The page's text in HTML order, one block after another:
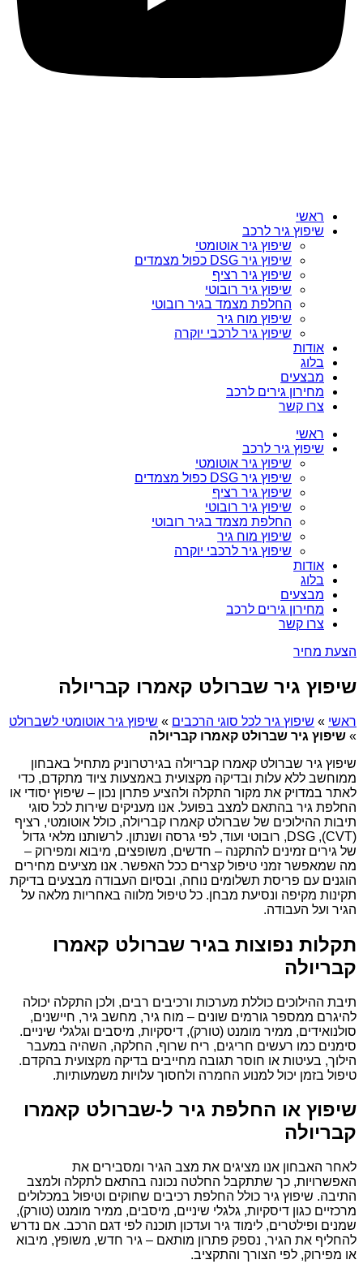
ראשי
שיפוץ גיר לרכב
שיפוץ גיר אוטומטי
שיפוץ גיר DSG כפול מצמדים
שיפוץ גיר רציף
שיפוץ גיר רובוטי
החלפת מצמד בגיר רובוטי
שיפוץ מוח גיר
שיפוץ גיר לרכבי יוקרה
אודות
בלוג
מבצעים
מחירון גירים לרכב
צרו קשר
ראשי
שיפוץ גיר לרכב
שיפוץ גיר אוטומטי
שיפוץ גיר DSG כפול מצמדים
שיפוץ גיר רציף
שיפוץ גיר רובוטי
החלפת מצמד בגיר רובוטי
שיפוץ מוח גיר
שיפוץ גיר לרכבי יוקרה
אודות
בלוג
מבצעים
מחירון גירים לרכב
צרו קשר
הצעת מחיר
שיפוץ גיר שברולט קאמרו קבריולה
ראשי » שיפוץ גיר לכל סוגי הרכבים » שיפוץ גיר אוטומטי לשברולט
» שיפוץ גיר שברולט קאמרו קבריולה
שיפוץ גיר שברולט קאמרו קבריולה בגירטרוניק מתחיל באבחון
ממוחשב ללא עלות ובדיקה מקצועית באמצעות ציוד מתקדם, כדי
לאתר במדויק את מקור התקלה ולהציע פתרון נכון – שיפוץ יסודי או
החלפת גיר בהתאם למצב בפועל. אנו מעניקים שירות לכל סוגי
תיבות ההילוכים של שברולט קאמרו קבריולה, כולל אוטומטי, רציף
(CVT), DSG, רובוטי ועוד, לפי גרסה ושנתון. לרשותנו מלאי גדול
של גירים זמינים להתקנה – חדשים, משופצים, מיבוא ומפירוק –
מה שמאפשר זמני טיפול קצרים ככל האפשר. אנו מציעים מחירים
הוגנים עם פריסת תשלומים נוחה, ובסיום העבודה מבצעים בדיקת
תקינות מקיפה ונסיעת מבחן. כל טיפול מלווה באחריות מלאה על
הגיר ועל העבודה.
תקלות נפוצות בגיר שברולט קאמרו
קבריולה
תיבת ההילוכים כוללת מערכות ורכיבים רבים, ולכן התקלה יכולה
להיגרם ממספר גורמים שונים – מוח גיר, מחשב גיר, חיישנים,
סולנואידים, ממיר מומנט (טורק), דיסקיות, מיסבים וגלגלי שיניים.
סימנים כמו רעשים חריגים, ריח שרוף, החלקה, השהיה במעבר
הילוך, בעיטות או חוסר תגובה מחייבים בדיקה מקצועית בהקדם.
טיפול בזמן יכול למנוע החמרה ולחסוך עלויות משמעותיות.
שיפוץ או החלפת גיר ל-שברולט קאמרו
קבריולה
לאחר האבחון אנו מציגים את מצב הגיר ומסבירים את
האפשרויות, כך שתתקבל החלטה נכונה בהתאם לתקלה ולמצב
התיבה. שיפוץ גיר כולל החלפת רכיבים שחוקים וטיפול במכלולים
מרכזיים כגון דיסקיות, גלגלי שיניים, מיסבים, ממיר מומנט (טורק),
שמנים ופילטרים, לימוד גיר ועדכון תוכנה לפי דגם הרכב. אם נדרש
להחליף את הגיר, נספק פתרון מותאם – גיר חדש, משופץ, מיבוא
או מפירוק, לפי הצורך והתקציב.